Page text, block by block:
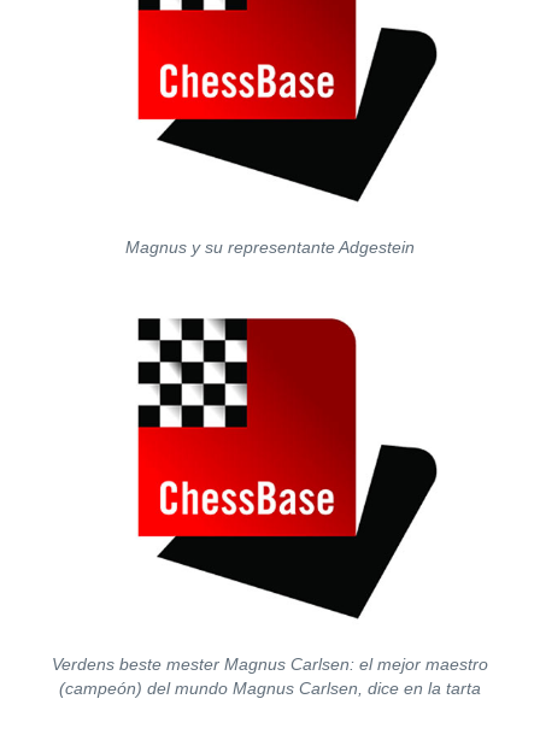
Magnus y su representante Adgestein
Verdens beste mester Magnus Carlsen: el mejor maestro
(campeón) del mundo Magnus Carlsen, dice en la tarta